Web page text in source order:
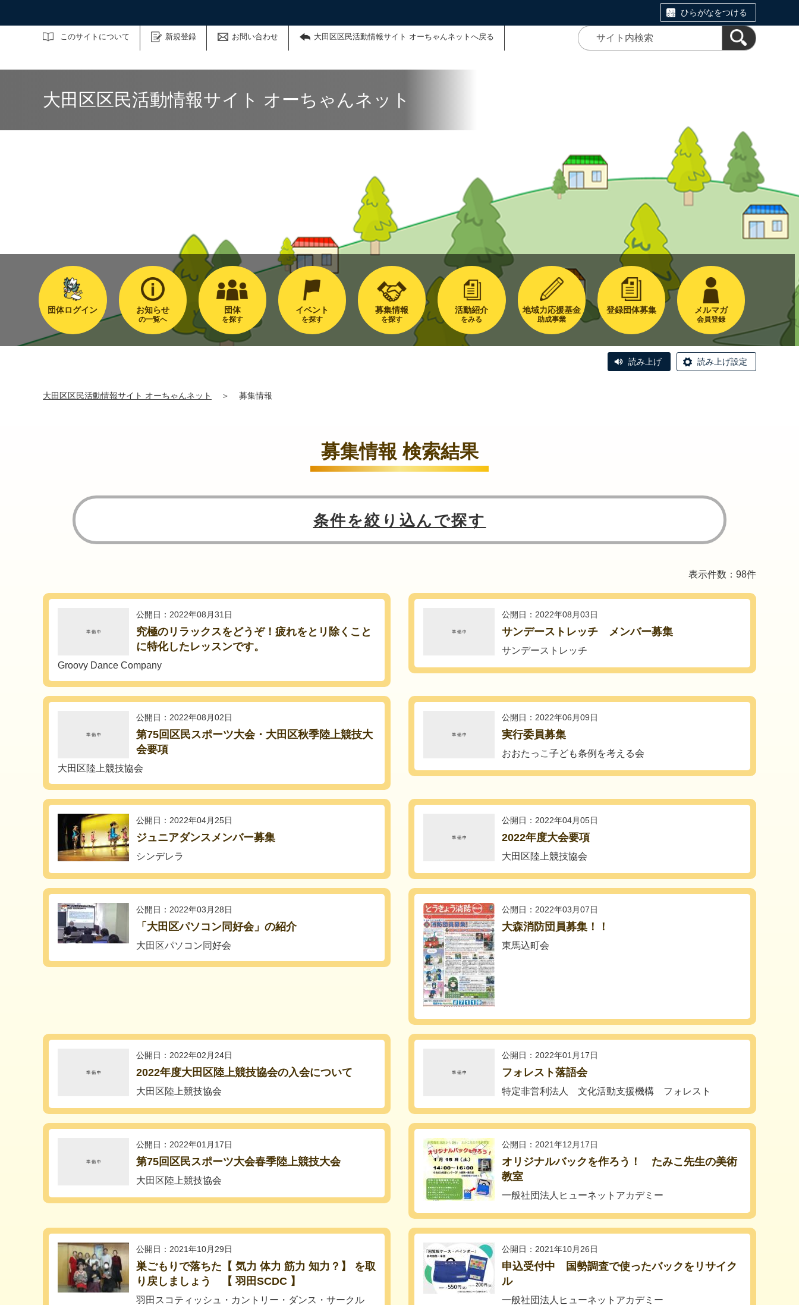
ひらがなをつける
このサイトについて 新規登録 お問い合わせ 大田区区民活動情報サイト オーちゃんネットへ戻る
サイト内検索
大田区区民活動情報サイト オーちゃんネット
団体ログイン お知らせ
の一覧へ
団体
を探す
イベント
を探す
募集情報
を探す
活動紹介
をみる
地域力応援基金
助成事業
登録団体募集 メルマガ
会員登録
読み上げ 読み上げ設定
大田区区民活動情報サイト オーちゃんネット ＞ 募集情報
募集情報 検索結果
条件を絞り込んで探す
表示件数：98件
公開日：2022年08月31日
究極のリラックスをどうぞ！疲れをとリ除くこと
に特化したレッスンです。
Groovy Dance Company
公開日：2022年08月03日
サンデーストレッチ メンバー募集
サンデーストレッチ
公開日：2022年08月02日
第75回区民スポーツ大会・大田区秋季陸上競技大
会要項
大田区陸上競技協会
公開日：2022年06月09日
実行委員募集
おおたっこ子ども条例を考える会
公開日：2022年04月25日
ジュニアダンスメンバー募集
シンデレラ
公開日：2022年04月05日
2022年度大会要項
大田区陸上競技協会
公開日：2022年03月28日
「大田区パソコン同好会」の紹介
大田区パソコン同好会
公開日：2022年03月07日
大森消防団員募集！！
東馬込町会
公開日：2022年02月24日
2022年度大田区陸上競技協会の入会について
大田区陸上競技協会
公開日：2022年01月17日
フォレスト落語会
特定非営利法人 文化活動支援機構 フォレスト
公開日：2022年01月17日
第75回区民スポーツ大会春季陸上競技大会
大田区陸上競技協会
公開日：2021年12月17日
オリジナルバックを作ろう！ たみこ先生の美術
教室
一般社団法人ヒューネットアカデミー
公開日：2021年10月29日
巣ごもりで落ちた【 気力 体力 筋力 知力？】 を取
り戻しましょう 【 羽田SCDC 】
羽田スコティッシュ・カントリー・ダンス・サークル
公開日：2021年10月26日
申込受付中 国勢調査で使ったバックをリサイク
ル
一般社団法人ヒューネットアカデミー